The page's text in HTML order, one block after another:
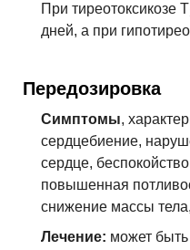
При тиреотоксикозе T
дней, а при
Передозировка
Симптомы,
сердцебиение,
сердце,
повышенная
снижение массы тела,
Лечение: может